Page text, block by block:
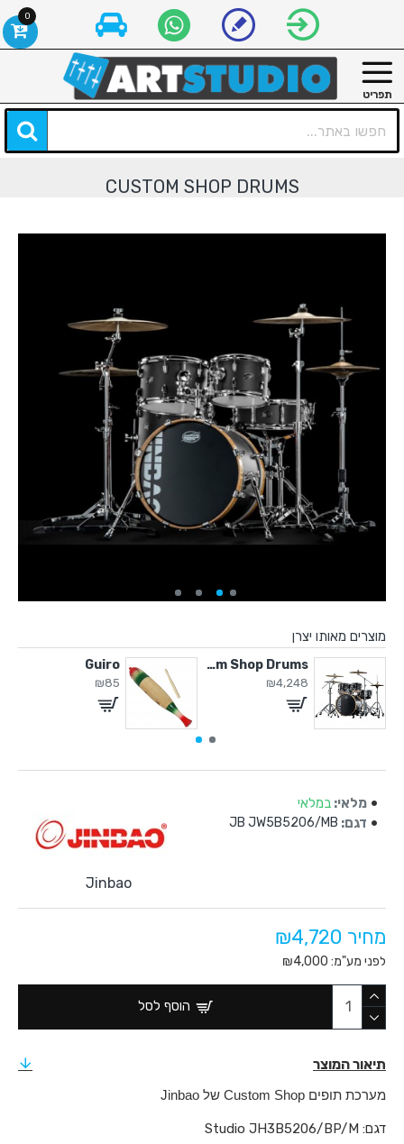
CUSTOM SHOP DRUMS
מוצרים מאותו יצרן
Custom Shop Drums
₪4,248
Guiro
₪85
מלאי: במלאי
דגם: JB JW5B5206/MB
Jinbao
מחיר ₪4,720
לפני מע"מ: ₪4,000
הוסף לסל
תיאור המוצר
מערכת תופים Custom Shop של Jinbao
דגם: Studio JH3B5206/BP/M
0